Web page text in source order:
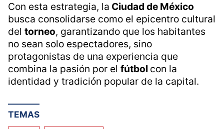
Con esta estrategia, la Ciudad de México
busca consolidarse como el epicentro cultural
del torneo, garantizando que los habitantes
no sean solo espectadores, sino
protagonistas de una experiencia que
combina la pasión por el fútbol con la
identidad y tradición popular de la capital.
TEMAS